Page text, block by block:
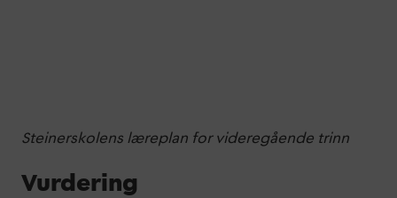
Steinerskolens læreplan for videregående trinn
Vurdering